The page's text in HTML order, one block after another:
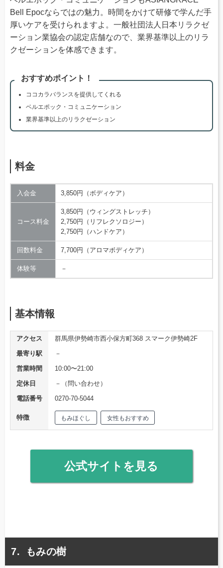
Bell Epocならではの魅力。時間をかけて研修で学んだ手
厚いケアを受けられますよ。一般社団法人日本リラクゼ
ーション業協会の認定店舗なので、業界基準以上のリラ
クゼーションを体感できます。
おすすめポイント！
ココカラバランスを提供してくれる
ベルエポック・コミュニケーション
業界基準以上のリラクゼーション
料金
入会金 3,850円（ボディケア）
コース料金
3,850円（ウィングストレッチ）
2,750円（リフレクソロジー）
2,750円（ハンドケア）
回数料金 7,700円（アロマボディケア）
体験等 －
基本情報
アクセス
群馬県伊勢崎市西小保方町368 スマーク伊勢崎2F
最寄り駅
－
営業時間
10:00〜21:00
定休日
－（問い合わせ）
電話番号
0270-70-5044
特徴 もみほぐし 女性もおすすめ
公式サイトを見る
もみの樹